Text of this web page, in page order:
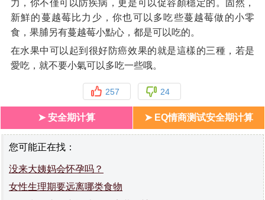
力，你不僅可以防疾病，更是可以促容顏穩定的。固然，
新鮮的蔓越莓比力少，你也可以多吃些蔓越莓做的小零
食，果脯另有蔓越莓小點心，都是可以吃的。
在水果中可以起到很好防癌效果的就是這樣的三種，若是
愛吃，就不要小氣可以多吃一些哦。
257 24
➤ 安全期计算 ➤ EQ情商测试安全期计算
您可能正在找：
没来大姨妈会怀孕吗？
女性生理期要远离哪类食物